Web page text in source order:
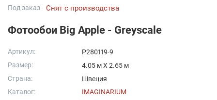
Под заказ Снят с производства
Фотообои Big Apple - Greyscale
Артикул:
P280119-9
Размер:
4.05 м X 2.65 м
Страна:
Швеция
Каталог:
IMAGINARIUM